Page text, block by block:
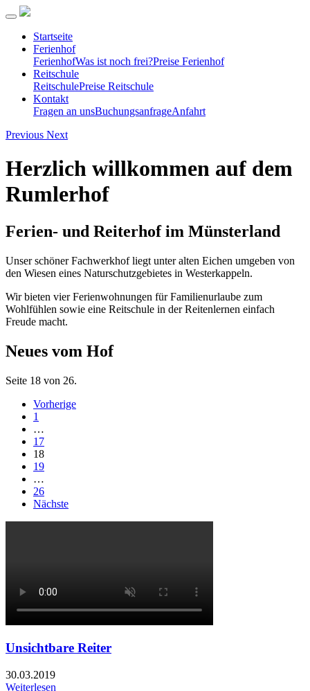
Startseite
Ferienhof
FerienhofWas ist noch frei?Preise Ferienhof
Reitschule
ReitschulePreise Reitschule
Kontakt
Fragen an unsBuchungsanfrageAnfahrt
Previous Next
Herzlich willkommen auf dem
Rumlerhof
Ferien- und Reiterhof im Münsterland
Unser schöner Fachwerkhof liegt unter alten Eichen umgeben von
den Wiesen eines Naturschutzgebietes in Westerkappeln.
Wir bieten vier Ferienwohnungen für Familienurlaube zum
Wohlfühlen sowie eine Reitschule in der Reitenlernen einfach
Freude macht.
Neues vom Hof
Seite 18 von 26.
Vorherige
1
…
17
18
19
…
26
Nächste
Unsichtbare Reiter
30.03.2019
Weiterlesen